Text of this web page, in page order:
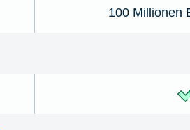
100 Millionen